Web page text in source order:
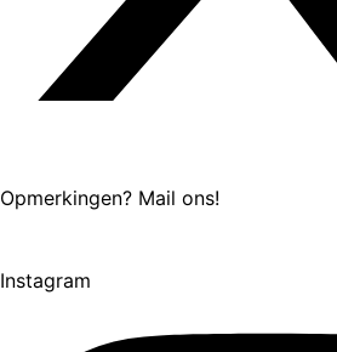
Opmerkingen? Mail ons!
Instagram